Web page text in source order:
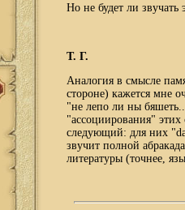
Но не будет ли звучать
Т. Г.
Аналогия в смысле
стороне) кажется мне
"не лепо ли ны
"ассоциирования"
следующий: для них
звучит полной
литературы (точнее,